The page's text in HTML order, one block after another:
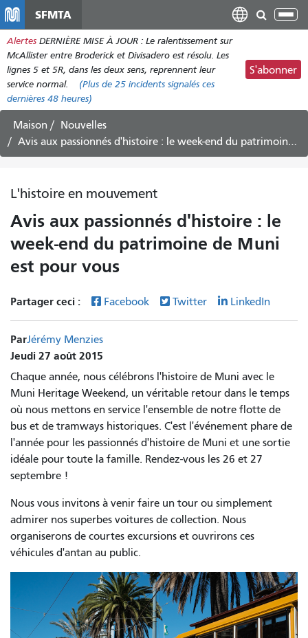
contenu
principal
SFMTA
Alertes DERNIÈRE MISE À JOUR : Le ralentissement sur
McAllister entre Broderick et Divisadero est résolu. Les
lignes 5 et 5R, dans les deux sens, reprennent leur
service normal.
(Plus de 25 incidents signalés ces
dernières 48 heures)
S'abonner
Maison
Nouvelles
Avis aux passionnés d'histoire : le week-end du patrimoine de Muni est pour vous
L'histoire en mouvement
Avis aux passionnés d'histoire : le
week-end du patrimoine de Muni
est pour vous
Partager ceci : Facebook Twitter LinkedIn
ParJérémy Menzies
Jeudi 27 août 2015
Chaque année, nous célébrons l'histoire de Muni avec le
Muni Heritage Weekend, un véritable retour dans le temps
où nous mettons en service l'ensemble de notre flotte de
bus et de tramways historiques. C'est l'événement phare de
l'année pour les passionnés d'histoire de Muni et une sortie
idéale pour toute la famille. Rendez-vous les 26 et 27
septembre !
Nous vous invitons à venir faire un tour ou simplement
admirer nos superbes voitures de collection. Nous
organiserons de courtes excursions et ouvrirons ces
véhicules d'antan au public.